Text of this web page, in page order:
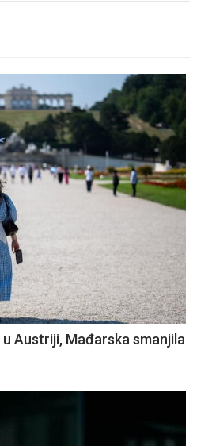
Austriji, Mađarska smanjila